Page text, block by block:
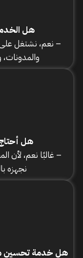
هل
– نعم، نشتغل على
هل
–غالبًا نعم، لأن
نجهزه
هل خدمة تحسين